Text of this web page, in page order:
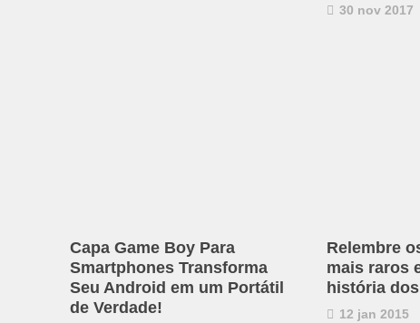
30 nov 2017
Capa Game Boy Para
Smartphones Transforma
Seu Android em um Portátil
de Verdade!
Relembre
mais raros
história
12 jan 2015